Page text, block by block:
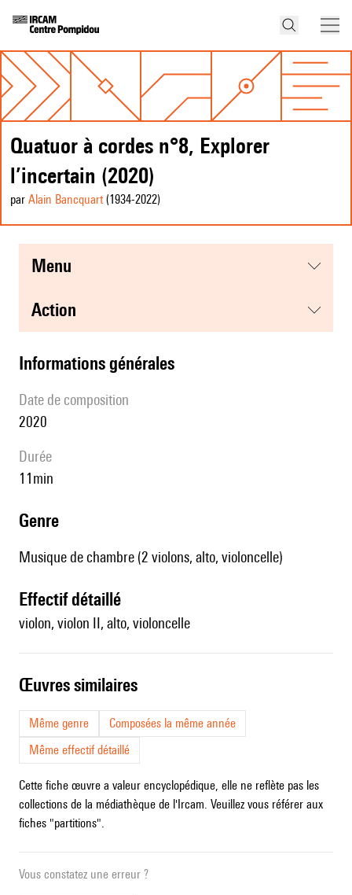
Quatuor à cordes n°8, Explorer
l’incertain (2020)
par Alain Bancquart(1934-2022)
menu
action
informations générales
date de composition
2020
durée
11min
genre
Musique de chambre (2 violons, alto, violoncelle)
effectif détaillé
violon, violon II, alto, violoncelle
œuvres similaires
Même genre
Composées la même année
Même effectif détaillé
Cette fiche œuvre a valeur encyclopédique, elle ne reflète pas les
collections de la médiathèque de l'Ircam. Veuillez vous référer aux
fiches "partitions".
Vous constatez une erreur ?